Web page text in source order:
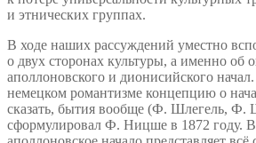
и этнических группах.
В ходе наших рассуждений уместно
о двух сторонах культуры, а именно об
аполлоновского и дионисийского
немецком романтизме концепцию о
сказать, бытия вообще (Ф. Шлегель, Ф.
сформулировал Ф. Ницше в 1872 году.